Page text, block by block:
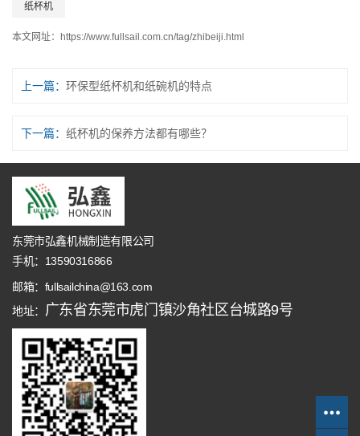
纸杯机
本文网址： https://www.fullsail.com.cn/tag/zhibeiji.html
上一篇： 环保型纸杯机和纸碗机的特点
下一篇： 纸杯机的保养方法都有哪些？
东莞市弘鑫机械制造有限公司
手机：13590316866
邮箱：fullsailchina@163.com
地址： 广东省东莞市虎门镇沙角社区台城路9号